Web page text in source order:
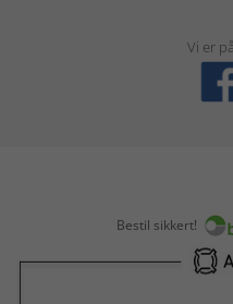
Vi er
Bestil sikkert!